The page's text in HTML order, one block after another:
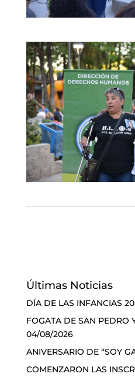
Últimas Noticias
DÍA DE LAS INFANCIAS
FOGATA DE SAN PEDRO
04/08/2026
ANIVERSARIO DE “SOY
COMENZARON LAS